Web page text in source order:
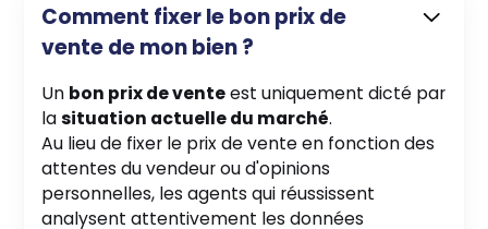
Comment fixer le bon prix de
vente de mon bien ?
Un bon prix de venteest uniquement dicté par
lasituation actuelle du marché.
Au lieu de fixer le prix de vente en fonction des
attentes du vendeur ou d'opinions
personnelles, les agents qui réussissent
analysent attentivement les données